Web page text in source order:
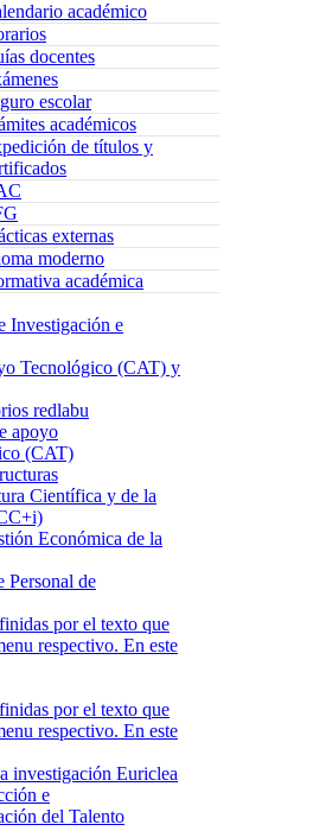
académico
docentes
escolar
académicos
de títulos y
externas
moderno
académica
Investigación e
Tecnológico (CAT) y
redlabu
apoyo
(CAT)
Científica y de la
Económica de la
Personal de
investigación Euriclea
e
del Talento